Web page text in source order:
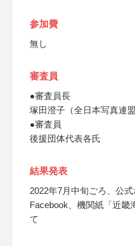
参加費
無し
審査員
●審査員長
塚田澄子（全日本写真連
●審査員
後援団体代表各氏
結果発表
2022年7月中旬ごろ、公
Facebook、機関紙「近畿
て